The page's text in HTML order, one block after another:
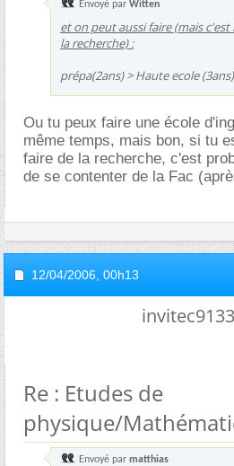
Envoyé par Witten
et on peut aussi faire (mais
la recherche) :
prépa(2ans) > Haute ecole
Ou tu peux faire une école
même temps, mais bon, si tu
faire de la recherche, c'est
de se contenter de la Fac
12/04/2006, 00h13
Re : Etudes de
physique/
Envoyé par matthias